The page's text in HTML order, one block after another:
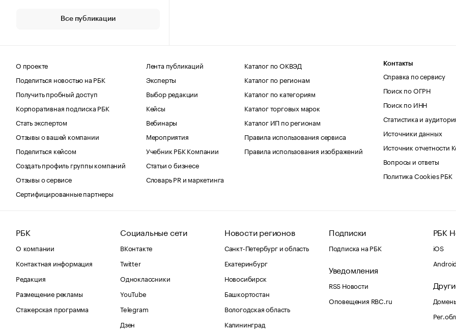
Все публикации
О проекте
Поделиться новостью на РБК
Получить пробный доступ
Корпоративная подписка РБК
Стать экспертом
Отзывы о вашей компании
Поделиться кейсом
Создать профиль группы компаний
Отзывы о сервисе
Сертифицированные партнеры
Лента публикаций
Эксперты
Выбор редакции
Кейсы
Вебинары
Мероприятия
Учебник РБК Компании
Статьи о бизнесе
Словарь PR и маркетинга
Каталог по ОКВЭД
Каталог по регионам
Каталог по категориям
Каталог торговых марок
Каталог ИП по регионам
Правила использования сервиса
Правила использования изображений
Контакты
Справка по сервису
Поиск по ОГРН
Поиск по ИНН
Статистика и
Источники данных
Источник отчетности
Вопросы и ответы
Политика Cookies РБК
РБК
О компании
Контактная информация
Редакция
Размещение рекламы
Стажерская программа
Социальные сети
ВКонтакте
Twitter
Одноклассники
YouTube
Telegram
Дзен
Новости регионов
Санкт-Петербург и область
Екатеринбург
Новосибирск
Башкортостан
Вологодская область
Калининград
Подписки
Подписка на РБК
Уведомления
RSS Новости
Оповещения RBC.ru
РБК
iOS